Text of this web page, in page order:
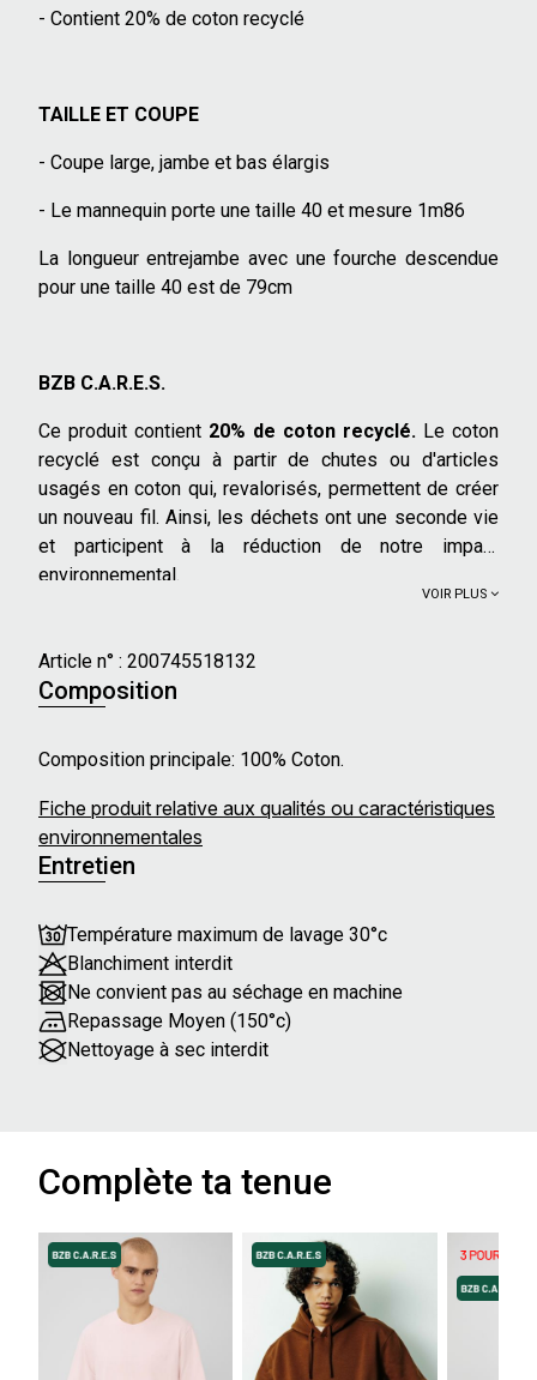
- Contient 20% de coton recyclé
TAILLE ET COUPE
- Coupe large, jambe et bas élargis
- Le mannequin porte une taille 40 et mesure 1m86
La longueur entrejambe avec une fourche descendue
pour une taille 40 est de 79cm
BZB C.A.R.E.S.
Ce produit contient 20% de coton recyclé. Le coton
recyclé est conçu à partir de chutes ou d'articles
usagés en coton qui, revalorisés, permettent de créer
un nouveau fil. Ainsi, les déchets ont une seconde vie
et participent à la réduction de notre impact
environnemental.
VOIR PLUS
Article n° : 200745518132
Composition
Composition principale: 100% Coton.
Fiche produit relative aux qualités ou caractéristiques
environnementales
Entretien
Température maximum de lavage 30°c
Blanchiment interdit
Ne convient pas au séchage en machine
Repassage Moyen (150°c)
Nettoyage à sec interdit
Complète ta tenue